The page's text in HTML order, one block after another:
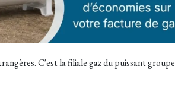
C'est la filiale gaz du puissant groupe